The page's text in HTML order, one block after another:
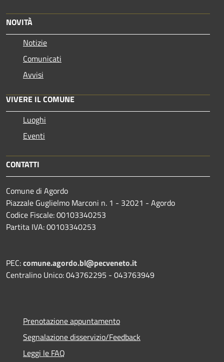
NOVITÀ
Notizie
Comunicati
Avvisi
VIVERE IL COMUNE
Luoghi
Eventi
CONTATTI
Comune di Agordo
Piazzale Guglielmo Marconi n. 1 - 32021 - Agordo
Codice Fiscale: 00103340253
Partita IVA: 00103340253
PEC:comune.agordo.bl@pecveneto.it
Centralino Unico: 043762295 - 043763949
Prenotazione appuntamento
Segnalazione disservizio/Feedback
Leggi le FAQ